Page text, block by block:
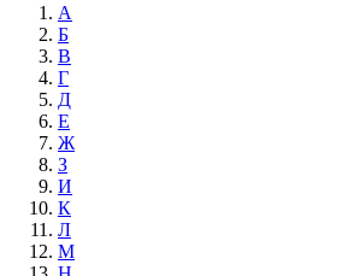
А
Б
В
Г
Д
Е
Ж
З
И
К
Л
М